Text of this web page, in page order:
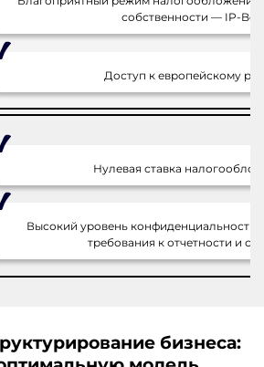
собственности — IP-Box.
Доступ к европейскому
Нулевая ставка
Высокий уровень конфиденциальности,
требования к отчетности и
бизнеса: